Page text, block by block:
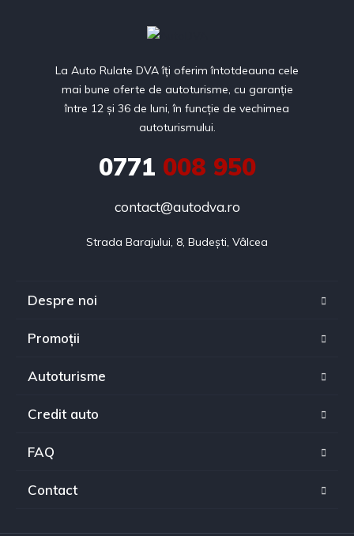
La Auto Rulate DVA îți oferim întotdeauna cele
mai bune oferte de autoturisme, cu garanție
între 12 și 36 de luni, în funcție de vechimea
autoturismului.
0771 008 950
contact@autodva.ro
Strada Barajului, 8, Budești, Vâlcea
Despre noi
Promoții
Autoturisme
Credit auto
FAQ
Contact